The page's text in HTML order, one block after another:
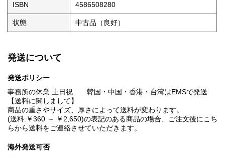
ISBN 4586508280
状態 中古品（良好）
発送について
発送ポリシー
事務所の休業:土日祝 韓国・中国・香港・台湾はEMSで発送
【送料に関しまして】
商品の重さやサイズ、厚さによって送料が変わります。
(送料:￥360 ～ ￥2,650)の表記のある商品の場合、ご注文後にこち
らから送料をご連絡させていただきます。
海外発送可否